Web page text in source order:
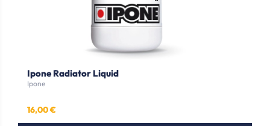
Ipone Radiator Liquid
Ipone
Prix
16,00 €